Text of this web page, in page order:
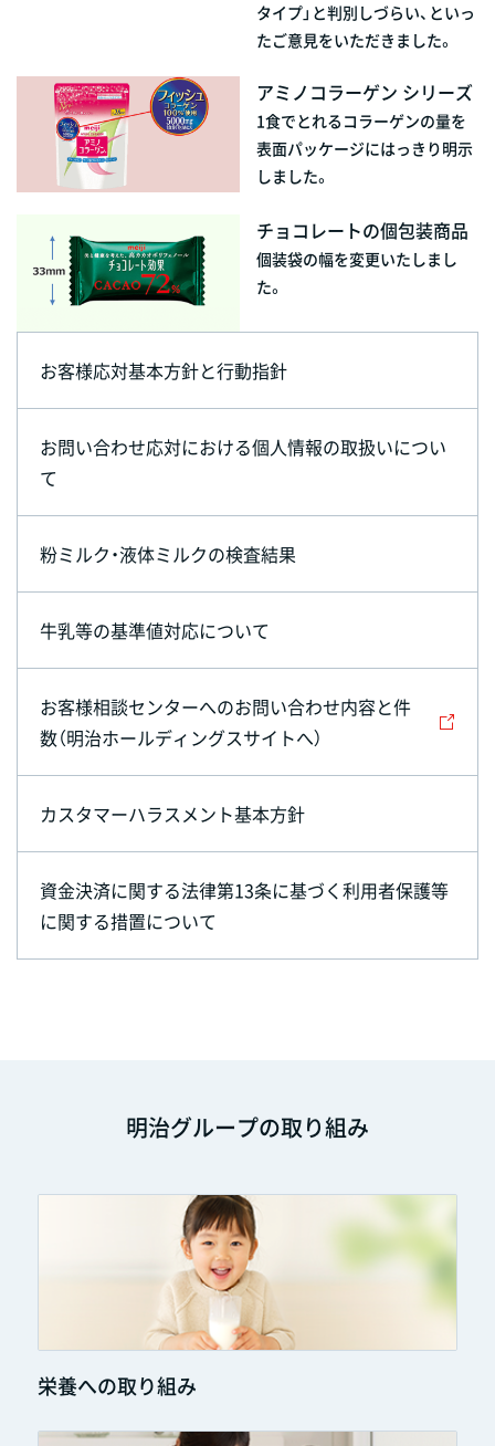
タイプ」と判別しづらい、といっ
たご意見をいただきました。
アミノコラーゲン シリーズ
1食でとれるコラーゲンの量を
表面パッケージにはっきり明示
しました。
チョコレートの個包装商品
個装袋の幅を変更いたしまし
た。
お客様応対基本方針と行動指針
お問い合わせ応対における個人情報の取扱いについ
て
粉ミルク・液体ミルクの検査結果
牛乳等の基準値対応について
お客様相談センターへのお問い合わせ内容と件
数（明治ホールディングスサイトへ）
カスタマーハラスメント基本方針
資金決済に関する法律第13条に基づく利用者保護等
に関する措置について
明治グループの取り組み
栄養への取り組み